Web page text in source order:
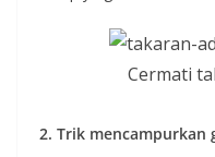
Cermati
2. Trik mencampurkan